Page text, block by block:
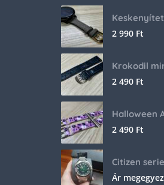
2 990 Ft
2 490 Ft
2 490 Ft
Ár